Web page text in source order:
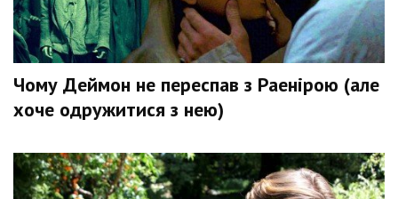
Чому Деймон не переспав з Раенірою (але
хоче одружитися з нею)